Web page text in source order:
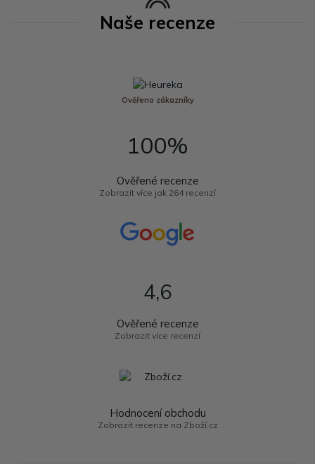
Naše recenze
Ověřeno zákazníky
100%
Ověřené recenze
Zobrazit více jak 264 recenzí
4,6
Ověřené recenze
Zobrazit více recenzí
Hodnocení obchodu
Zobrazit recenze na Zboží.cz